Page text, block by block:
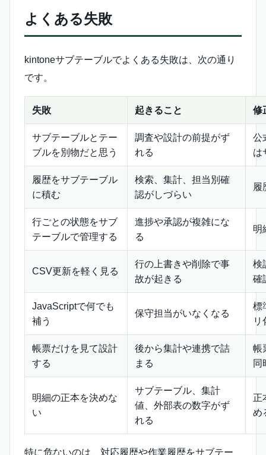
よくある失敗
kintoneサブテーブルでよくある失敗は、次の通り
です。
失敗 起きること 修
サブテーブルとテー
ブルを別物だと思う
調査や設計の前提がず
れる
公
は
履歴をサブテーブル
に積む
検索、集計、担当別確
認がしづらい
履
行ごとの状態をサブ
テーブルで管理する
進捗や承認が複雑にな
る
明
CSV更新を軽く見る
行の上書きや削除で事
故が起きる
検
確
JavaScriptで何でも
補う
保守担当がいなくなる
標
リ
帳票だけを見て設計
する
後から集計や連携で詰
まる
帳
同
明細の正本を決めな
い
サブテーブル、集計
値、外部表の数字がず
れる
正
め
特に危ないのは、対応履歴や作業履歴をサブテー